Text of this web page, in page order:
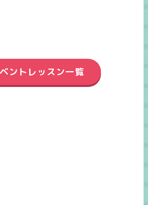
ントレッスン一覧